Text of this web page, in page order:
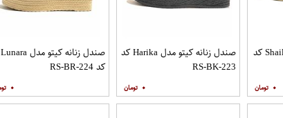
صندل زنانه کیتو مدل Shaily کد
۰
صندل زنانه کیتو مدل Harika کد
RS-BK-223
۰
صندل زنانه کیتو مدل Lunara
کد RS-BR-224
۰